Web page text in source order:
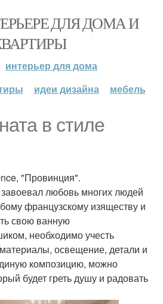
ДЛЯ ДОМА И
интерьер для дома
идеи дизайна мебель
в стиле
"Провинция".
любовь многих людей
французскому изяществу и
свою ванную
необходимо учесть
освещение, детали и
композицию, можно
будет греть душу и радовать